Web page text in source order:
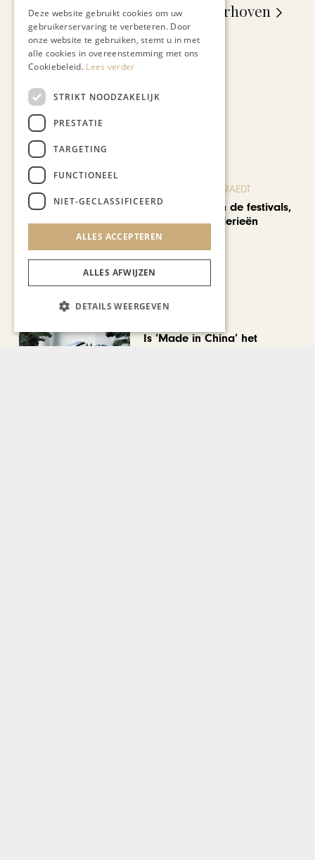
Maarten van Laarhoven
Recent nieuws
BLOG JO CORTENRAEDT
We verzuipen in de festivals,
feesten en braderieën
Is ‘Made in China’ het
Deze website gebruikt cookies om uw
gebruikerservaring te verbeteren. Door
onze website te gebruiken, stemt u in met
alle cookies in overeenstemming met ons
Cookiebeleid. Lees verder
STRIKT NOODZAKELIJK
PRESTATIE
TARGETING
FUNCTIONEEL
NIET-GECLASSIFICEERD
ALLES ACCEPTEREN
ALLES AFWIJZEN
DETAILS WEERGEVEN